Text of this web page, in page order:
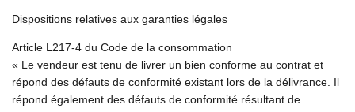
Dispositions relatives aux garanties légales
Article L217-4 du Code de la consommation
« Le vendeur est tenu de livrer un bien conforme au contrat et
répond des défauts de conformité existant lors de la délivrance. Il
répond également des défauts de conformité résultant de